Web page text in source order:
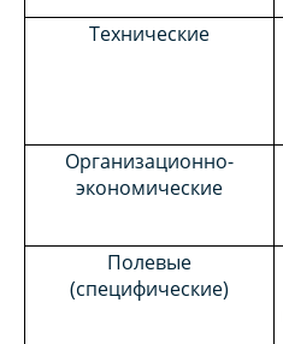
Технические
Организационно-
экономические
Полевые
(специфические)